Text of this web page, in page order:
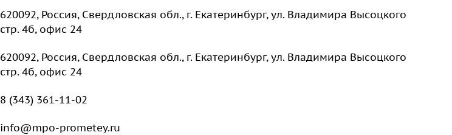
620092, Россия, Свердловская обл., г. Екатеринбург, ул. Владимира Высоцкого
стр. 4б, офис 24
620092, Россия, Свердловская обл., г. Екатеринбург, ул. Владимира Высоцкого
стр. 4б, офис 24
8 (343) 361-11-02
info@mpo-prometey.ru